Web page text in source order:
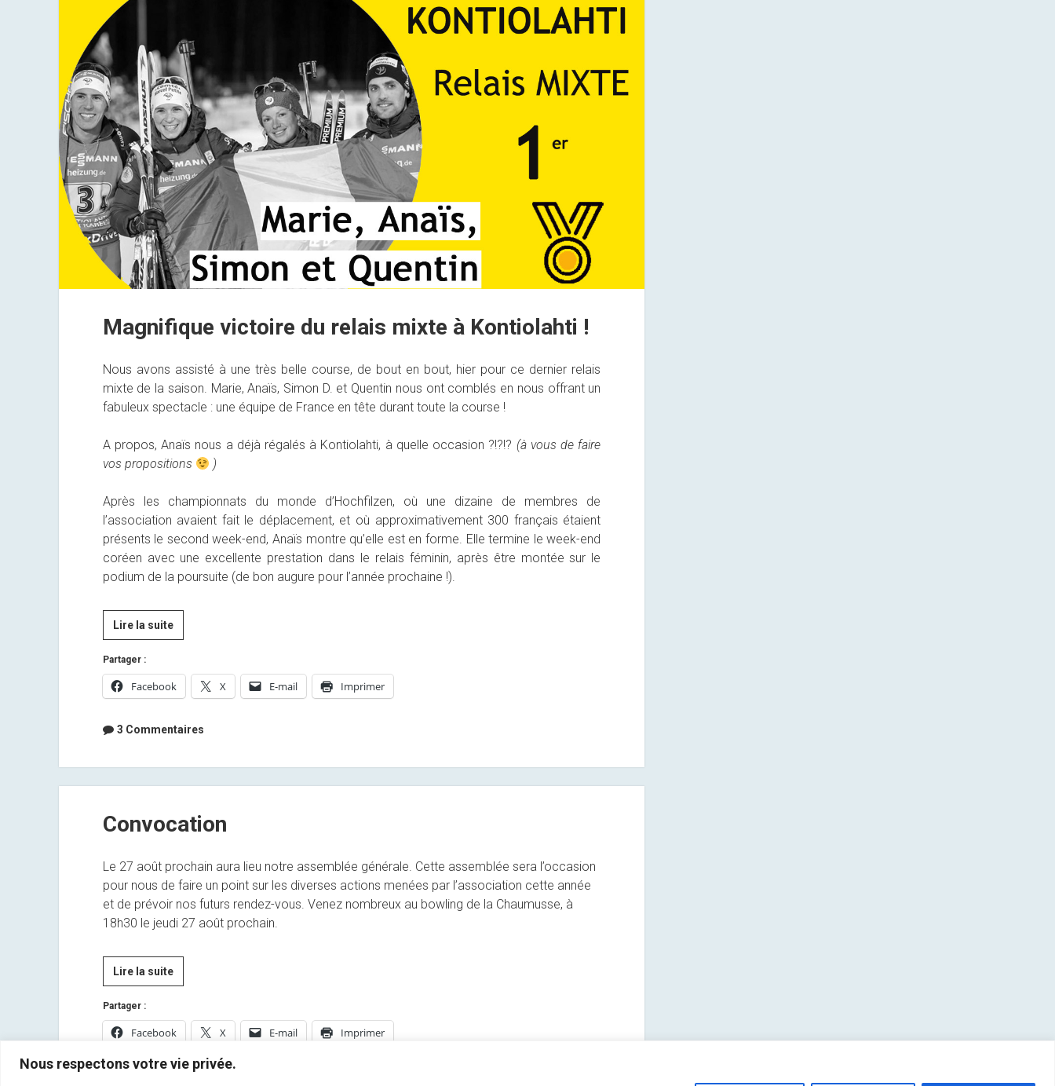
Nous respectons votre vie privée.
Magnifique victoire du relais mixte à Kontiolahti !
Nous avons assisté à une très belle course, de bout en bout, hier pour ce dernier relais
mixte de la saison. Marie, Anaïs, Simon D. et Quentin nous ont comblés en nous offrant un
fabuleux spectacle : une équipe de France en tête durant toute la course !
A propos, Anaïs nous a déjà régalés à Kontiolahti, à quelle occasion ?!?!? (à vous de faire
vos propositions
)
Après les championnats du monde d’Hochfilzen, où une dizaine de membres de
l’association avaient fait le déplacement, et où approximativement 300 français étaient
présents le second week-end, Anaïs montre qu’elle est en forme. Elle termine le week-end
coréen avec une excellente prestation dans le relais féminin, après être montée sur le
podium de la poursuite (de bon augure pour l’année prochaine !).
Lire la suiteMagnifique
victoire
relais
mixte
Kontiolahti
Partager :
Facebook X E-mail Imprimer
3 Commentaires
Convocation
Le 27 août prochain aura lieu notre assemblée générale. Cette assemblée sera l’occasion
pour nous de faire un point sur les diverses actions menées par l’association cette année
et de prévoir nos futurs rendez-vous. Venez nombreux au bowling de la Chaumusse, à
18h30 le jeudi 27 août prochain.
Lire la suiteConvocation
Partager :
Facebook X E-mail Imprimer
Commentaires fermés